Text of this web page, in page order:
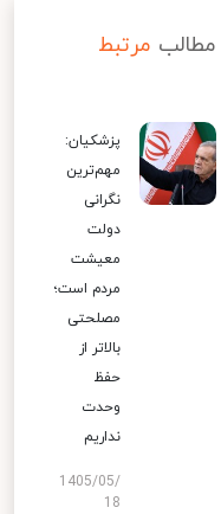
مطالب مرتبط
پزشکیان:
مهم‌ترین
نگرانی
دولت
معیشت
مردم است؛
مصلحتی
بالاتر از
حفظ
وحدت
نداریم
1405/05/
18